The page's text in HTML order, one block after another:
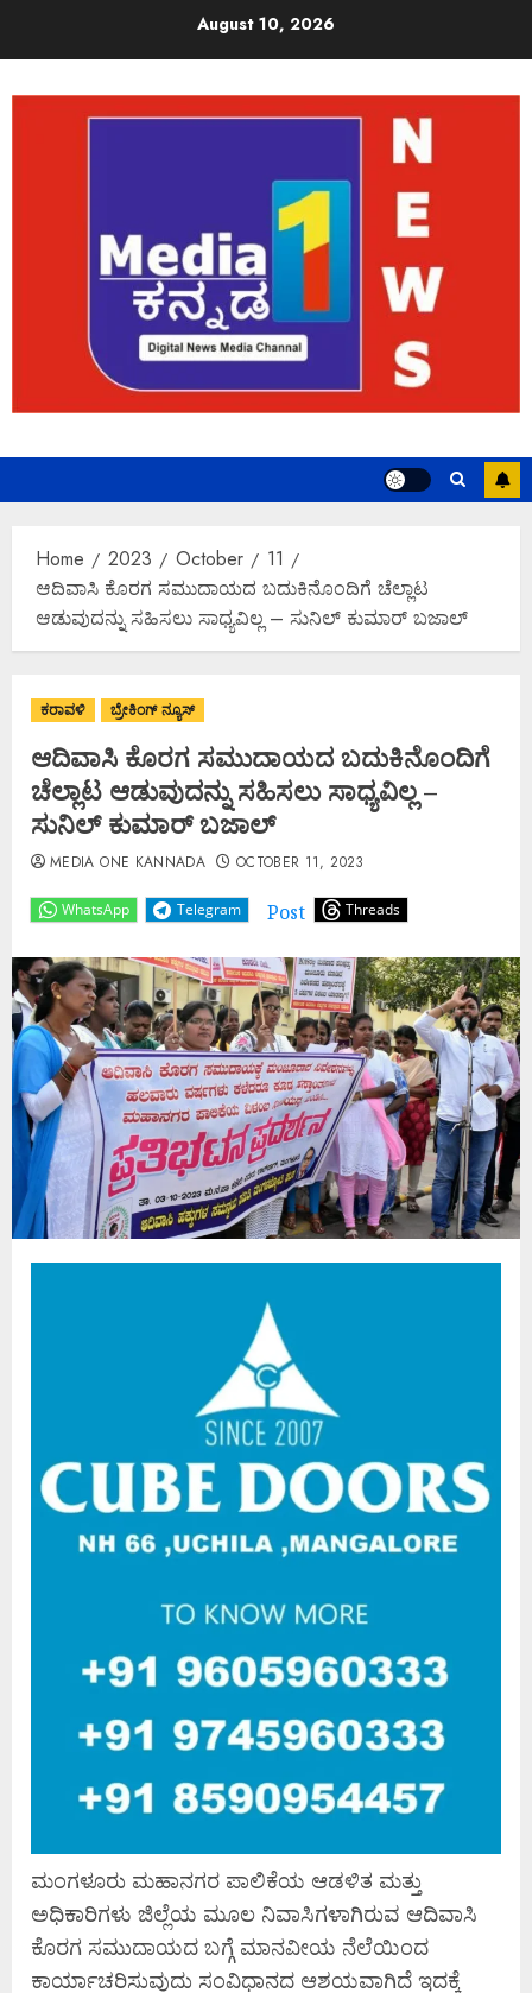
August 10, 2026
Home 2023 October
11
ಆದಿವಾಸಿ ಕೊರಗ ಸಮುದಾಯದ ಬದುಕಿನೊಂದಿಗೆ ಚೆಲ್ಲಾಟ
ಆಡುವುದನ್ನು ಸಹಿಸಲು ಸಾಧ್ಯವಿಲ್ಲ – ಸುನಿಲ್ ಕುಮಾರ್ ಬಜಾಲ್
ಕರಾವಳಿ ಬ್ರೇಕಿಂಗ್ ನ್ಯೂಸ್
ಆದಿವಾಸಿ ಕೊರಗ ಸಮುದಾಯದ ಬದುಕಿನೊಂದಿಗೆ
ಚೆಲ್ಲಾಟ ಆಡುವುದನ್ನು ಸಹಿಸಲು ಸಾಧ್ಯವಿಲ್ಲ –
ಸುನಿಲ್ ಕುಮಾರ್ ಬಜಾಲ್
WhatsApp Telegram Post Threads
MEDIA ONE KANNADA OCTOBER 11, 2023
ಮಂಗಳೂರು ಮಹಾನಗರ ಪಾಲಿಕೆಯ ಆಡಳಿತ ಮತ್ತು
ಅಧಿಕಾರಿಗಳು ಜಿಲ್ಲೆಯ ಮೂಲ ನಿವಾಸಿಗಳಾಗಿರುವ ಆದಿವಾಸಿ
ಕೊರಗ ಸಮುದಾಯದ ಬಗ್ಗೆ ಮಾನವೀಯ ನೆಲೆಯಿಂದ
ಕಾರ್ಯಾಚರಿಸುವುದು ಸಂವಿಧಾನದ ಆಶಯವಾಗಿದೆ ಇದಕ್ಕೆ